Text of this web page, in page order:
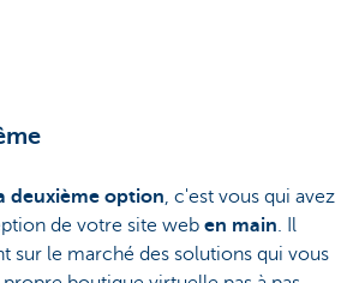
deuxième option, c'est vous qui avez
de votre site web en main. Il
sur le marché des solutions qui vous